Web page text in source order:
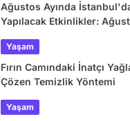
Ağustos Ayında
Yapılacak Etkinlikler:
Yaşam
Fırın Camındaki İnatçı
Çözen Temizlik Yöntemi
Yaşam